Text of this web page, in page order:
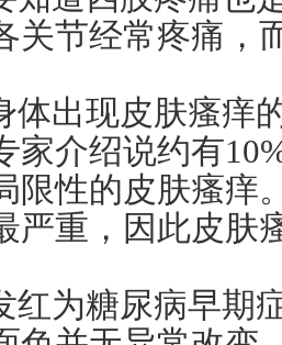
关节经常疼痛，
体出现皮肤瘙痒
家介绍说约有
限性的皮肤瘙痒
严重，因此皮肤
红为糖尿病早期